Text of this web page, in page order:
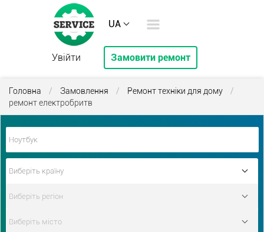
UA
Увійти Замовити ремонт
Головна / Замовлення / Ремонт техніки для дому
/
ремонт електробритв